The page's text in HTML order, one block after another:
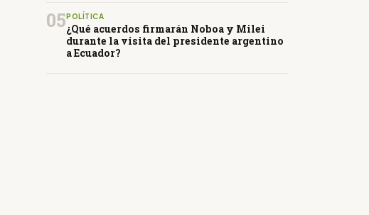
05 POLÍTICA
¿Qué acuerdos firmarán Noboa y Milei
durante la visita del presidente argentino
a Ecuador?